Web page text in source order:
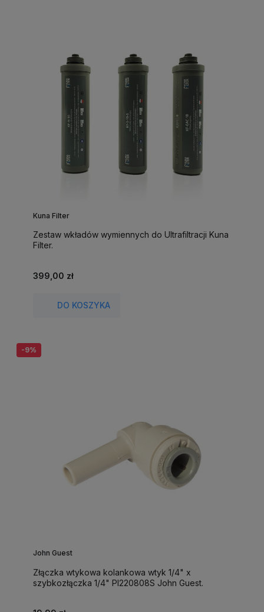
Kuna Filter
Zestaw wkładów wymiennych do Ultrafiltracji Kuna
Filter.
399,00 zł
DO KOSZYKA
John Guest
Złączka wtykowa kolankowa wtyk 1/4" x
szybkozłączka 1/4" PI220808S John Guest.
-9%